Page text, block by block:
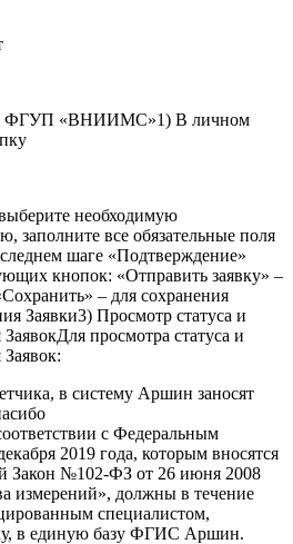
ФГУП «ВНИИМС»1) В личном
необходимую
заполните все обязательные поля
шаге «Подтверждение»
кнопок: «Отправить заявку» –
– для сохранения
Заявки3) Просмотр статуса и
ЗаявокДля просмотра статуса и
Заявок:
в систему Аршин заносят
с Федеральным
2019 года, которым вносятся
Закон №102-ФЗ от 26 июня 2008
измерений», должны в течение
специалистом,
в единую базу ФГИС Аршин.